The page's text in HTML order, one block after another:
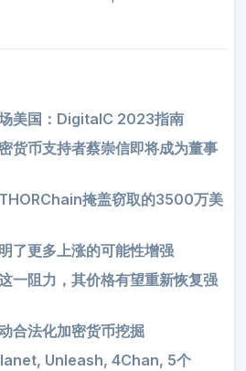
美国：DigitalC 2023指南
货币支持者蔡崇信即将成为董事
掩盖窃取的3500万美
了更多上涨的可能性增强
一阻力，其价格有望重新恢复强
合法化加密货币挖掘
Unleash, 4Chan, 5个